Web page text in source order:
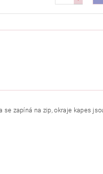
zapíná na zip, okraje kapes